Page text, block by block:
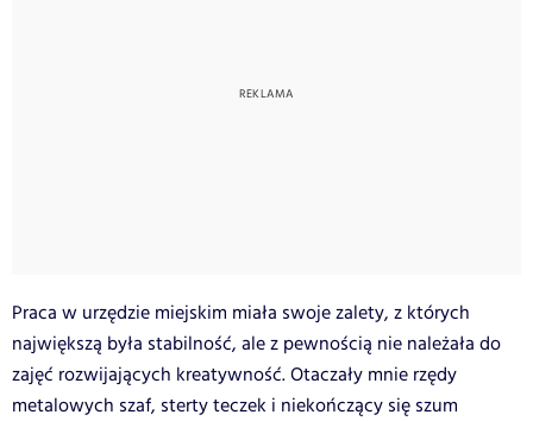
Praca w urzędzie miejskim miała swoje zalety, z których
największą była stabilność, ale z pewnością nie należała do
zajęć rozwijających kreatywność. Otaczały mnie rzędy
metalowych szaf, sterty teczek i niekończący się szum